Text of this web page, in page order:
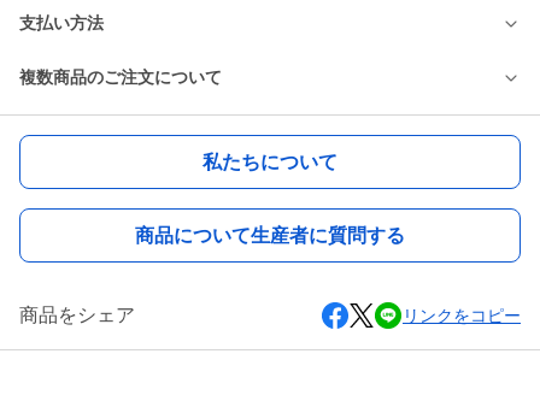
支払い方法
複数商品のご注文について
私たちについて
商品について生産者に質問する
商品をシェア リンクをコピー